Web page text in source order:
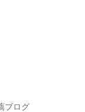
ブログ